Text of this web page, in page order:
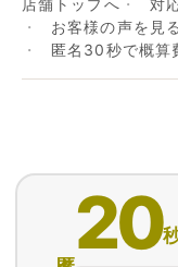
お客様の声を見る
匿名30秒で概算
20